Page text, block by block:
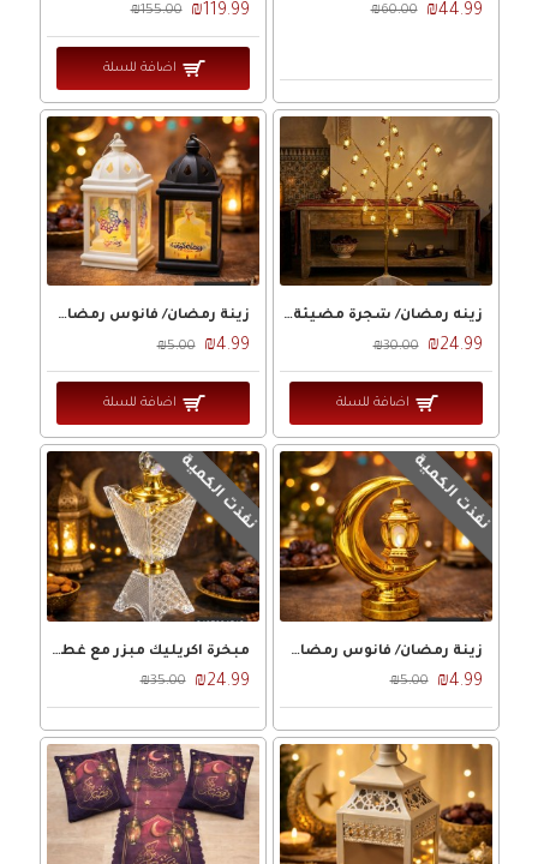
₪44.99
₪60.00
₪119.99
₪155.00
اضافة للسلة
زينه رمضان/ شجرة مضيئة فوانيس بطارية
₪24.99
₪30.00
اضافة للسلة
زينة رمضان/ فانوس رمضان حجم صغير شكل هرم 4.5 × 10 سم
₪4.99
₪5.00
اضافة للسلة
نفذت الكمية
زينة رمضان/ فانوس رمضان حجم صغير هلال 9 × 12 سم
₪4.99
₪5.00
نفذت الكمية
مبخرة اكريليك مبزر مع غطا ذهبي
₪24.99
₪35.00